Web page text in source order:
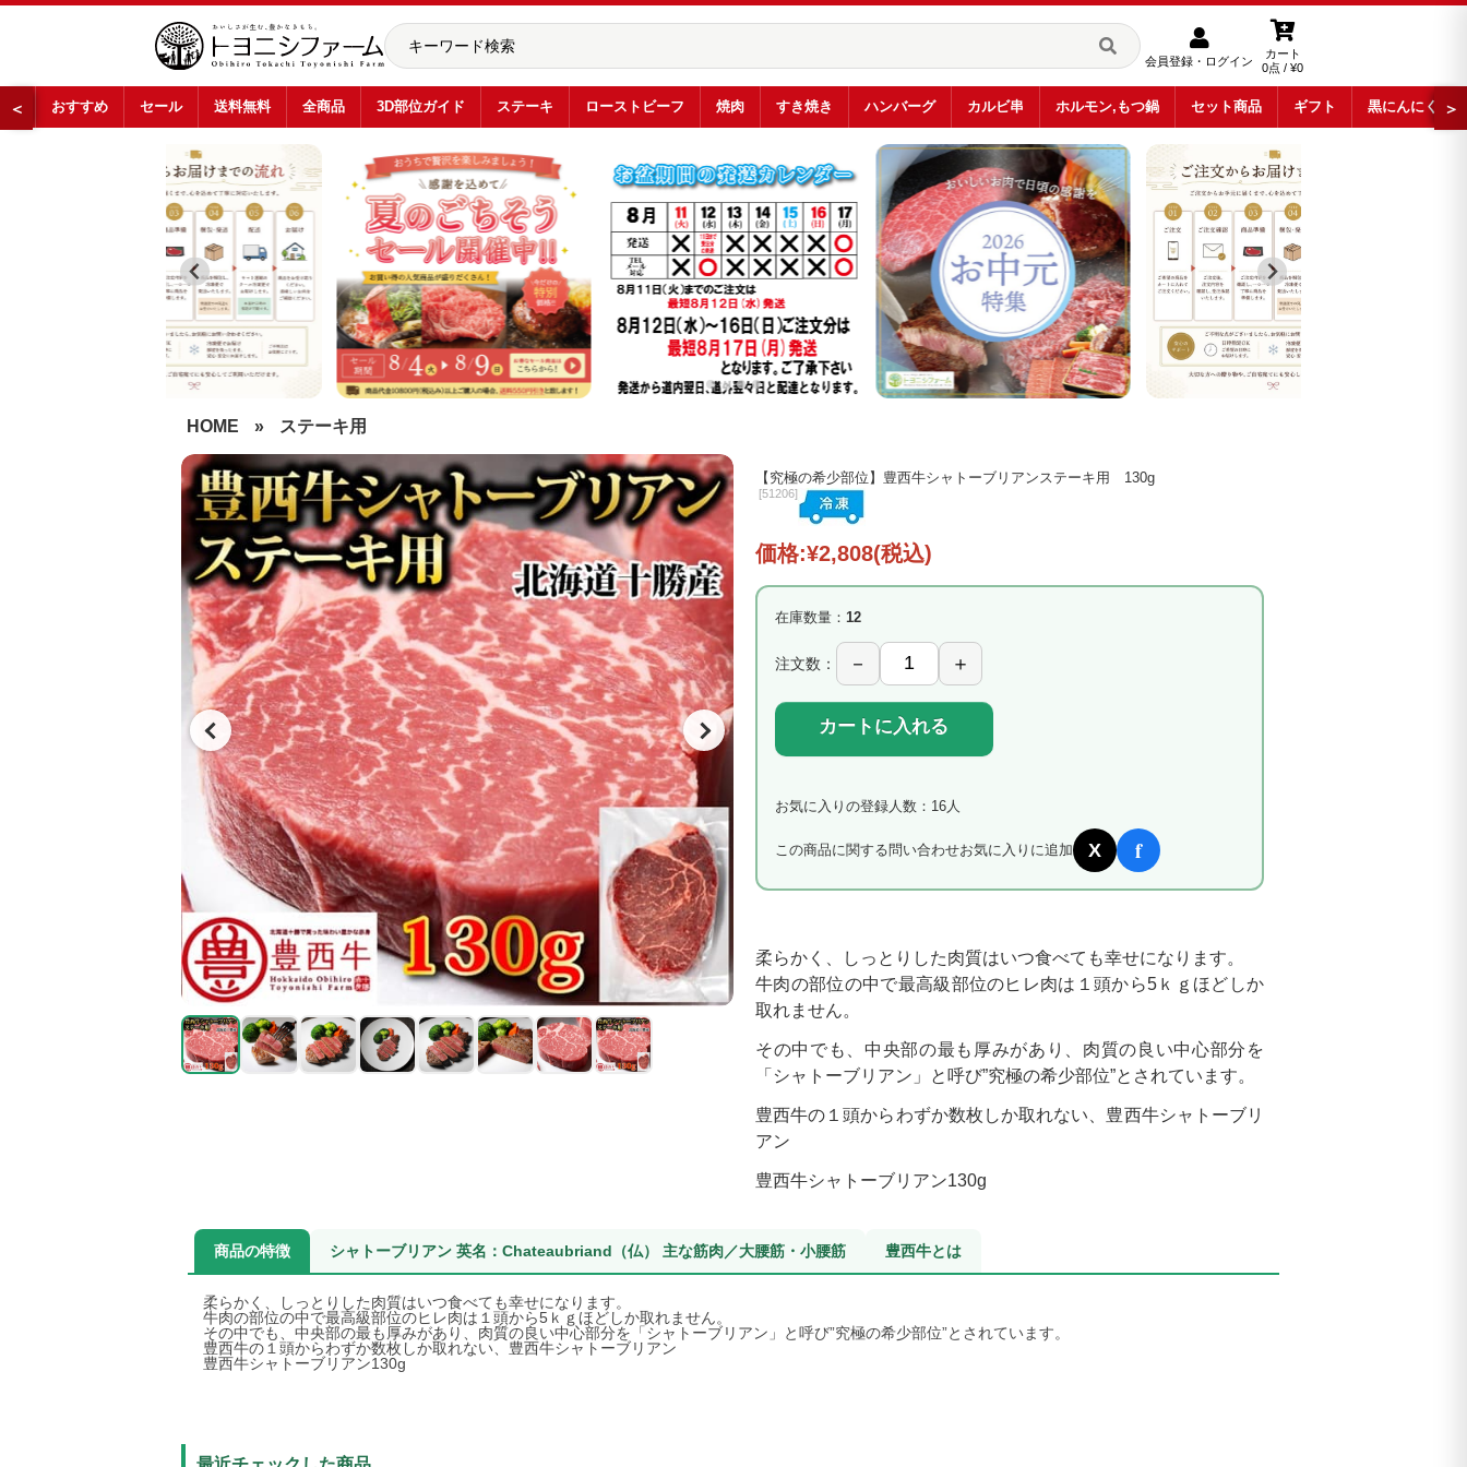
会員登録・ログイン
カート
0点 / ¥0
＜ おすすめ セール 送料無料 全商品 3D部位ガイド ステーキ ローストビーフ 焼肉 すき焼き ハンバーグ カルビ串 ホルモン,もつ鍋 セット商品 ギフト 黒にんにく ＞
HOME » ステーキ用
【究極の希少部位】豊西牛シャトーブリアンステーキ用 130g
[51206]
価格:¥2,808(税込)
在庫数量： 12
注文数：
カートに入れる
お気に入りの登録人数：16人
この商品に関する問い合わせお気に入りに追加 X f
柔らかく、しっとりした肉質はいつ食べても幸せになります。
牛肉の部位の中で最高級部位のヒレ肉は１頭から5ｋｇほどしか
取れません。
その中でも、中央部の最も厚みがあり、肉質の良い中心部分を
「シャトーブリアン」と呼び”究極の希少部位”とされています。
豊西牛の１頭からわずか数枚しか取れない、豊西牛シャトーブリ
アン
豊西牛シャトーブリアン130g
商品の特徴 シャトーブリアン 英名：Chateaubriand（仏） 主な筋肉／大腰筋・小腰筋 豊西牛とは
柔らかく、しっとりした肉質はいつ食べても幸せになります。
牛肉の部位の中で最高級部位のヒレ肉は１頭から5ｋｇほどしか取れません。
その中でも、中央部の最も厚みがあり、肉質の良い中心部分を「シャトーブリアン」と呼び”究極の希少部位”とされています。
豊西牛の１頭からわずか数枚しか取れない、豊西牛シャトーブリアン
豊西牛シャトーブリアン130g